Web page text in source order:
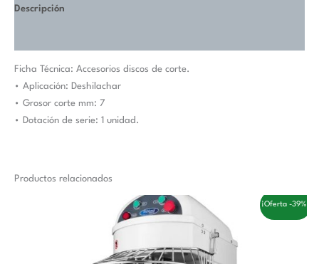
Descripción
Ficha Técnica: Accesorios discos de corte.
• Aplicación: Deshilachar
• Grosor corte mm: 7
• Dotación de serie: 1 unidad.
Productos relacionados
¡Oferta -39%!
1.433,00 €.
precio
actual
es:
881,00 €.